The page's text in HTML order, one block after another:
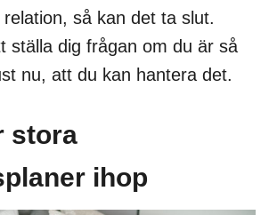
så kan det ta slut.
ställa dig frågan om du är så
nu, att du kan hantera det.
stora
ihop